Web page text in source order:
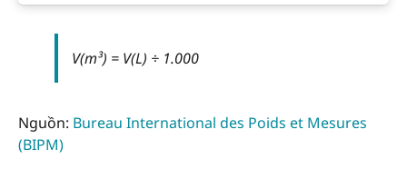
V(m³) = V(L) ÷ 1.000
Nguồn: Bureau International des Poids et Mesures
(BIPM)